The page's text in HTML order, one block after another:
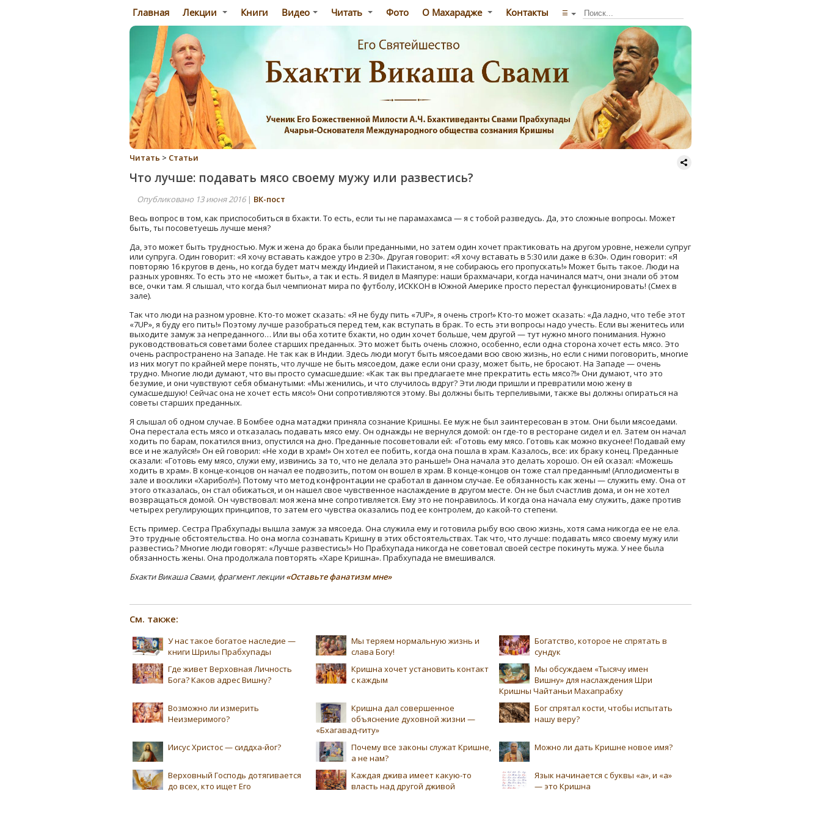
Главная Лекции Книги Видео Читать Фото О Махарадже Контакты ☰
Читать > Статьи
Что лучше: подавать мясо своему мужу или развестись?
Опубликовано 13 июня 2016| ВК-пост
Весь вопрос в том, как приспособиться в бхакти. То есть, если ты не парамахамса — я с тобой разведусь. Да, это сложные вопросы. Может
быть, ты посоветуешь лучше меня?
Да, это может быть трудностью. Муж и жена до брака были преданными, но затем один хочет практиковать на другом уровне, нежели супруг
или супруга. Один говорит: «Я хочу вставать каждое утро в 2:30». Другая говорит: «Я хочу вставать в 5:30 или даже в 6:30». Один говорит: «Я
повторяю 16 кругов в день, но когда будет матч между Индией и Пакистаном, я не собираюсь его пропускать!» Может быть такое. Люди на
разных уровнях. То есть это не «может быть», а так и есть. Я видел в Маяпуре: наши брахмачари, когда начинался матч, они знали об этом
все, очки там. Я слышал, что когда был чемпионат мира по футболу, ИСККОН в Южной Америке просто перестал функционировать! (Смех в
зале).
Так что люди на разном уровне. Кто-то может сказать: «Я не буду пить «7UP», я очень строг!» Кто-то может сказать: «Да ладно, что тебе этот
«7UP», я буду его пить!» Поэтому лучше разобраться перед тем, как вступать в брак. То есть эти вопросы надо учесть. Если вы женитесь или
выходите замуж за непреданного… Или вы оба хотите бхакти, но один хочет больше, чем другой — тут нужно много понимания. Нужно
руководствоваться советами более старших преданных. Это может быть очень сложно, особенно, если одна сторона хочет есть мясо. Это
очень распространено на Западе. Не так как в Индии. Здесь люди могут быть мясоедами всю свою жизнь, но если с ними поговорить, многие
из них могут по крайней мере понять, что лучше не быть мясоедом, даже если они сразу, может быть, не бросают. На Западе — очень
трудно. Многие люди думают, что вы просто сумасшедшие: «Как так вы предлагаете мне прекратить есть мясо?!» Они думают, что это
безумие, и они чувствуют себя обманутыми: «Мы женились, и что случилось вдруг? Эти люди пришли и превратили мою жену в
сумасшедшую! Сейчас она не хочет есть мясо!» Они сопротивляются этому. Вы должны быть терпеливыми, также вы должны опираться на
советы старших преданных.
Я слышал об одном случае. В Бомбее одна матаджи приняла сознание Кришны. Ее муж не был заинтересован в этом. Они были мясоедами.
Она перестала есть мясо и отказалась подавать мясо ему. Он однажды не вернулся домой: он где-то в ресторане сидел и ел. Затем он начал
ходить по барам, покатился вниз, опустился на дно. Преданные посоветовали ей: «Готовь ему мясо. Готовь как можно вкуснее! Подавай ему
все и не жалуйся!» Он ей говорил: «Не ходи в храм!» Он хотел ее побить, когда она пошла в храм. Казалось, все: их браку конец. Преданные
сказали: «Готовь ему мясо, служи ему, извинись за то, что не делала это раньше!» Она начала это делать хорошо. Он ей сказал: «Можешь
ходить в храм». В конце-концов он начал ее подвозить, потом он вошел в храм. В конце-концов он тоже стал преданным! (Аплодисменты в
зале и восклики «Харибол!»). Потому что метод конфронтации не сработал в данном случае. Ее обязанность как жены — служить ему. Она от
этого отказалась, он стал обижаться, и он нашел свое чувственное наслаждение в другом месте. Он не был счастлив дома, и он не хотел
возвращаться домой. Он чувствовал: моя жена мне сопротивляется. Ему это не понравилось. И когда она начала ему служить, даже против
четырех регулирующих принципов, то затем его чувства оказались под ее контролем, до какой-то степени.
Есть пример. Сестра Прабхупады вышла замуж за мясоеда. Она служила ему и готовила рыбу всю свою жизнь, хотя сама никогда ее не ела.
Это трудные обстоятельства. Но она могла сознавать Кришну в этих обстоятельствах. Так что, что лучше: подавать мясо своему мужу или
развестись? Многие люди говорят: «Лучше развестись!» Но Прабхупада никогда не советовал своей сестре покинуть мужа. У нее была
обязанность жены. Она продолжала повторять «Харе Кришна». Прабхупада не вмешивался.
Бхакти Викаша Свами, фрагмент лекции«Оставьте фанатизм мне»
См. также:
У нас такое богатое наследие —
книги Шрилы Прабхупады
Мы теряем нормальную жизнь и
слава Богу!
Богатство, которое не спрятать в
сундук
Где живет Верховная Личность
Бога? Каков адрес Вишну?
Кришна хочет установить контакт
с каждым
Мы обсуждаем «Тысячу имен
Вишну» для наслаждения Шри
Кришны Чайтаньи Махапрабху
Возможно ли измерить
Неизмеримого?
Кришна дал совершенное
объяснение духовной жизни —
«Бхагавад-гиту»
Бог спрятал кости, чтобы испытать
нашу веру?
Иисус Христос — сиддха-йог?
Почему все законы служат Кришне,
а не нам?
Можно ли дать Кришне новое имя?
Верховный Господь дотягивается
до всех, кто ищет Его
Каждая джива имеет какую-то
власть над другой дживой
Язык начинается с буквы «а», и «а»
— это Кришна